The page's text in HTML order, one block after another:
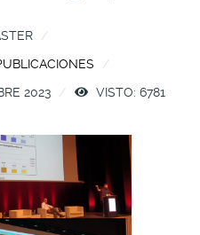
2023
VISTO: 6781